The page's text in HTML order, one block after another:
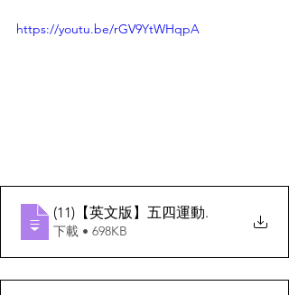
https://youtu.be/rGV9YtWHqpA
(11)【英文版】五四運動.
下載 • 698KB